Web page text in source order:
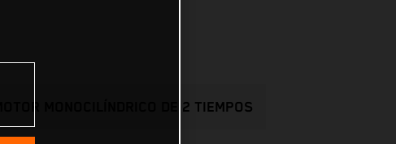
MOTOR MONOCILÍNDRICO DE 2 TIEMPOS